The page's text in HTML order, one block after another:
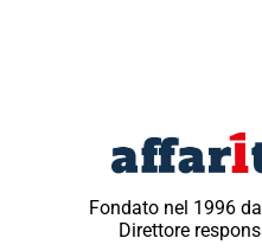
Fondato nel 1996
Direttore